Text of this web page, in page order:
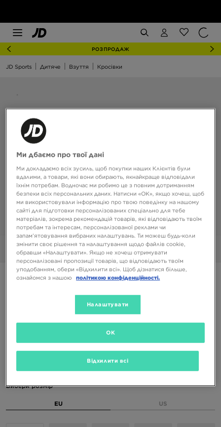
РОЗПРОДАЖ
JD Sports Дитяче Взуття Кросівки
Фото 360°
ONLY AT JD
(Початкова ціна)
Вибери розмір
EU US
Ми дбаємо про твої дані
Ми докладаємо всіх зусиль, щоб покупки наших Клієнтів були
вдалими, а товари, які вони обирають, якнайкраще відповідали
їхнім потребам. Водночас ми робимо це з повним дотриманням
безпеки всіх персональних даних. Натисни «OK», якщо хочеш, щоб
ми використовували інформацію про твою поведінку на нашому
сайті для підготовки персоналізованих спеціально для тебе
матеріалів, зокрема рекомендацій товарів, які відповідають твоїм
потребам та інтересам, персоналізованої реклами чи
запам’ятовування вибраних налаштувань. Ти можеш будь-коли
змінити своє рішення та налаштування щодо файлів cookie,
обравши «Налаштувати». Якщо не хочеш отримувати
персоналізовані пропозиції товарів, що відповідають твоїм
уподобанням, обери «Відхилити всі». Щоб дізнатися більше,
ознайомся з нашою
політикою конфіденційності.
Налаштувати
Відхилити всі
OK